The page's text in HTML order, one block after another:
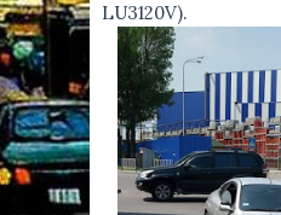
LU3120V).